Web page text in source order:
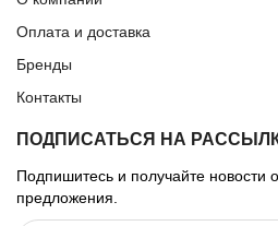
Оплата и доставка
Бренды
Контакты
ПОДПИСАТЬСЯ НА
Подпишитесь и получайте новости
предложения.